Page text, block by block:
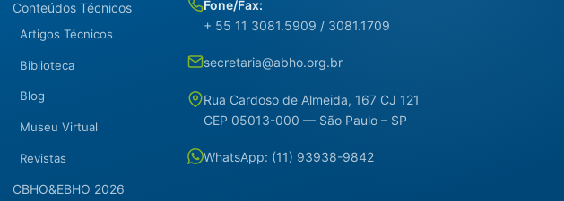
Conteúdos Técnicos
Artigos Técnicos
Biblioteca
Blog
Museu Virtual
Revistas
CBHO&EBHO 2026
Fone/Fax:
+ 55 11 3081.5909 / 3081.1709
secretaria@abho.org.br
Rua Cardoso de Almeida, 167 CJ 121
CEP 05013-000 — São Paulo – SP
WhatsApp: (11) 93938-9842